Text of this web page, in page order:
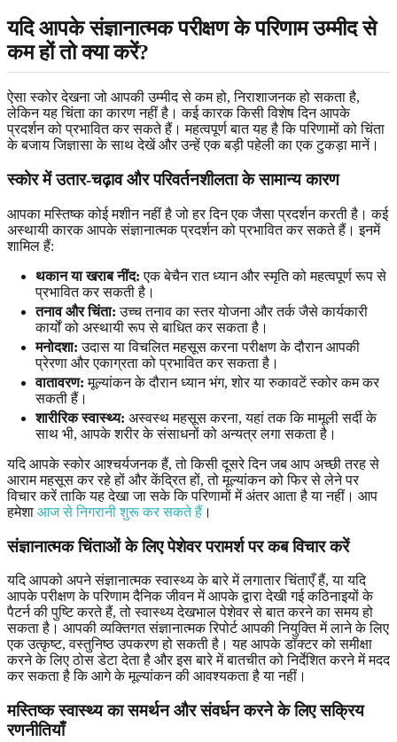
यदि आपकेसंज्ञानात्मक परीक्षण के परिणाम उम्मीद से
कमहों तो क्या करें?
ऐसा स्कोर देखना जो आपकी उम्मीद से कम हो, निराशाजनक हो सकता है,
लेकिन यह चिंता का कारण नहीं है। कई कारक किसी विशेष दिन आपके
प्रदर्शन को प्रभावित कर सकते हैं। महत्वपूर्ण बात यह है कि परिणामों को चिंता
के बजाय जिज्ञासा के साथ देखें और उन्हें एक बड़ी पहेली का एक टुकड़ा मानें।
स्कोर में उतार-चढ़ाव और परिवर्तनशीलता के सामान्य कारण
आपका मस्तिष्क कोई मशीन नहीं है जो हर दिन एक जैसा प्रदर्शन करती है। कई
अस्थायी कारक आपके संज्ञानात्मक प्रदर्शन को प्रभावित कर सकते हैं। इनमें
शामिल हैं:
थकान या खराब नींद: एक बेचैन रात ध्यान और स्मृति को महत्वपूर्ण रूप से
प्रभावित कर सकती है।
तनाव और चिंता: उच्च तनाव का स्तर योजना और तर्क जैसे कार्यकारी
कार्यों को अस्थायी रूप से बाधित कर सकता है।
मनोदशा: उदास या विचलित महसूस करना परीक्षण के दौरान आपकी
प्रेरणा और एकाग्रता को प्रभावित कर सकता है।
वातावरण: मूल्यांकन के दौरान ध्यान भंग, शोर या रुकावटें स्कोर कम कर
सकती हैं।
शारीरिक स्वास्थ्य: अस्वस्थ महसूस करना, यहां तक कि मामूली सर्दी के
साथ भी, आपके शरीर के संसाधनों को अन्यत्र लगा सकता है।
यदि आपके स्कोर आश्चर्यजनक हैं, तो किसी दूसरे दिन जब आप अच्छी तरह से
आराम महसूस कर रहे हों और केंद्रित हों, तो मूल्यांकन को फिर से लेने पर
विचार करें ताकि यह देखा जा सके कि परिणामों में अंतर आता है या नहीं। आप
हमेशा आज से निगरानी शुरू कर सकते हैं ।
संज्ञानात्मक चिंताओं के लिए पेशेवर परामर्श पर कब विचार करें
यदि आपको अपने संज्ञानात्मक स्वास्थ्य के बारे में लगातार चिंताएँ हैं, या यदि
आपके परीक्षण के परिणाम दैनिक जीवन में आपके द्वारा देखी गई कठिनाइयों के
पैटर्न की पुष्टि करते हैं, तो स्वास्थ्य देखभाल पेशेवर से बात करने का समय हो
सकता है। आपकी व्यक्तिगत संज्ञानात्मक रिपोर्ट आपकी नियुक्ति में लाने के लिए
एक उत्कृष्ट, वस्तुनिष्ठ उपकरण हो सकती है। यह आपके डॉक्टर को समीक्षा
करने के लिए ठोस डेटा देता है और इस बारे में बातचीत को निर्देशित करने में मदद
कर सकता है कि आगे के मूल्यांकन की आवश्यकता है या नहीं।
मस्तिष्क स्वास्थ्य का समर्थन और संवर्धन करने के लिए सक्रिय
रणनीतियाँ